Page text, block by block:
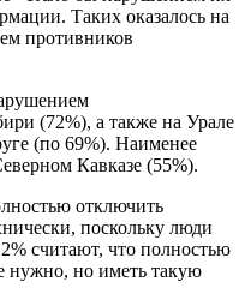
Таких оказалось на
противников
(72%), а также на Урале
(по 69%). Наименее
Кавказе (55%).
отключить
поскольку люди
считают, что полностью
нужно, но иметь такую